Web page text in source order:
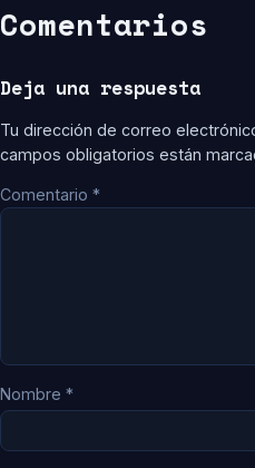
Comentarios
Deja una respuesta
Tu dirección de correo
campos obligatorios están
Comentario *
Nombre *